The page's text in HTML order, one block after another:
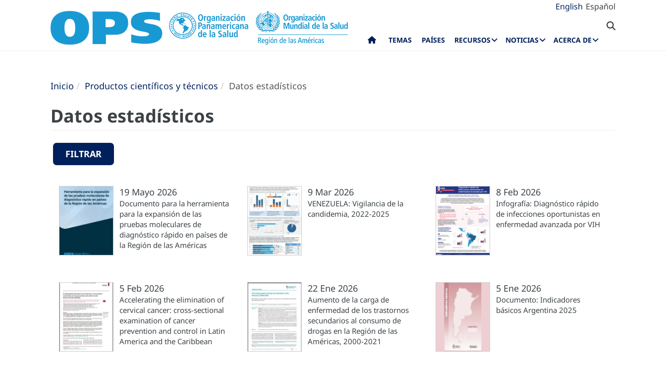
English Español
TEMAS PAÍSES RECURSOS NOTICIAS ACERCA DE
Inicio Productos científicos y técnicos Datos estadísticos
Datos estadísticos
FILTRAR
19 Mayo 2026
Documento para la herramienta
para la expansión de las
pruebas moleculares de
diagnóstico rápido en países de
la Región de las Américas
9 Mar 2026
VENEZUELA: Vigilancia de la
candidemia, 2022-2025
8 Feb 2026
Infografía: Diagnóstico rápido
de infecciones oportunistas en
enfermedad avanzada por VIH
5 Feb 2026
Accelerating the elimination of
cervical cancer: cross-sectional
examination of cancer
prevention and control in Latin
America and the Caribbean
22 Ene 2026
Aumento de la carga de
enfermedad de los trastornos
secundarios al consumo de
drogas en la Región de las
Américas, 2000-2021
5 Ene 2026
Documento: Indicadores
básicos Argentina 2025